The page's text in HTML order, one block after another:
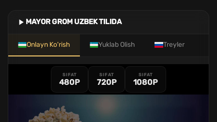
MAYOR GROM UZBEK TILIDA
Onlayn Ko'rish Yuklab Olish Treyler
SIFAT
480P
SIFAT
720P
SIFAT
1080P